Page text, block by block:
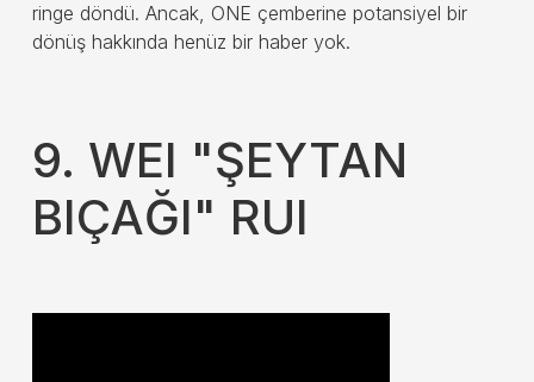
ringe döndü. Ancak, ONE çemberine potansiyel bir
dönüş hakkında henüz bir haber yok.
9. WEI "ŞEYTAN
BIÇAĞI" RUI